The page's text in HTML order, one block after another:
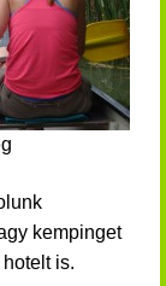
kempinget
is.